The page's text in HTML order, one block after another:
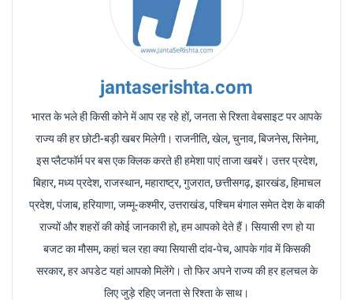
jantaserishta.com
भारत के भले ही किसी कोने में आप रह रहे हों, जनता से रिश्ता वेबसाइट पर आपके
राज्य की हर छोटी-बड़ी खबर मिलेगी। राजनीति, खेल, चुनाव, बिजनेस, सिनेमा,
इस प्लैटफॉर्म पर बस एक क्लिक करते ही हमेशा पाएं ताजा खबरें। उत्तर प्रदेश,
बिहार, मध्य प्रदेश, राजस्थान, महाराष्ट्र, गुजरात, छत्तीसगढ़, झारखंड, हिमाचल
प्रदेश, पंजाब, हरियाणा, जम्मू-कश्मीर, उत्तराखंड, पश्चिम बंगाल समेत देश के बाकी
राज्यों और शहरों की कोई जानकारी हो, हम आपको देते हैं। सियासी रण हो या
बजट का मौसम, कहां चल रहा क्या सियासी दांव-पेच, आपके गांव में किसकी
सरकार, हर अपडेट यहां आपको मिलेंगे। तो फिर अपने राज्य की हर हलचल के
लिए जुड़े रहिए जनता से रिश्ता के साथ।